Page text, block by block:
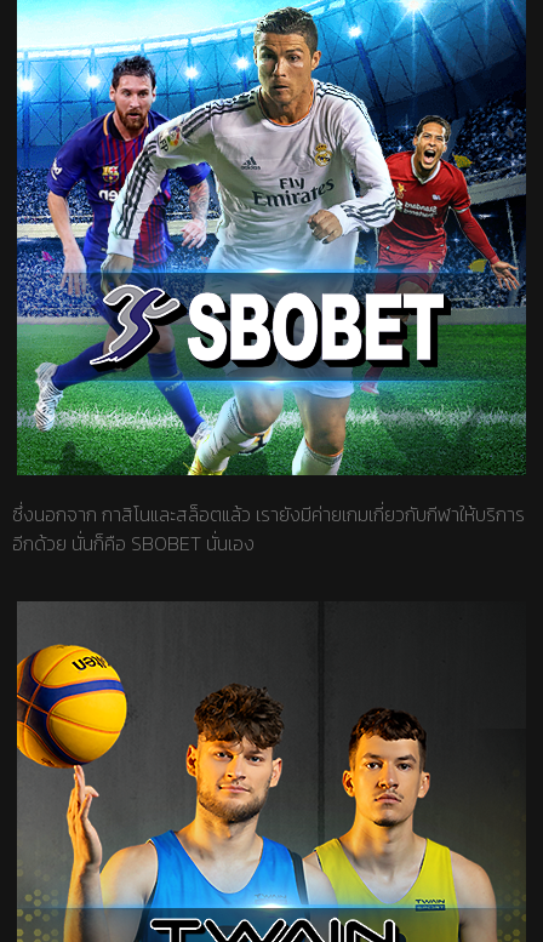
ซึ่งนอกจาก กาสิโนและสล็อตแล้ว เรายังมีค่ายเกมเกี่ยวกับกีฬาให้บริการ
อีกด้วย นั่นก็คือ SBOBET นั่นเอง